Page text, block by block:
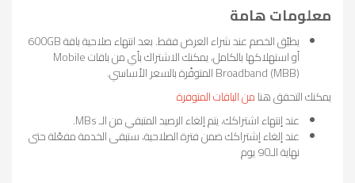
معلومات هامة
يطبّق الخصم عند شراء العرض فقط. بعد انتهاء صلاحية باقة 600GB
أو استهلاكها بالكامل، يمكنك الاشتراك بأي من باقات Mobile
Broadband (MBB) المتوفّرة بالسعر الأساسي.
يمكنك التحقق هنامن الباقات المتوفرة
عند إنتهاء اشتراكك، يتم إلغاء الرصيد المتبقي من الـ MBs.
عند إلغاء إشتراكك ضمن فترة الصلاحية، ستبقى الخدمة مفعّلة حتى
نهاية الـ90 يوم